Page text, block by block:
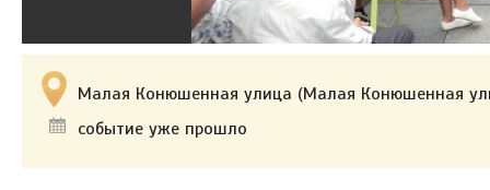
Малая Конюшенная улица (Малая Конюшенная
событие уже прошло